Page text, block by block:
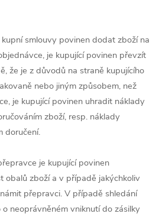
smlouvy povinen dodat zboží na
je kupující povinen převzít
že je z důvodů na straně kupujícího
nebo jiným způsobem, než
je kupující povinen uhradit náklady
zboží, resp. náklady
doručení.
je kupující povinen
obalů zboží a v případě jakýchkoliv
přepravci. V případě shledání
neoprávněném vniknutí do zásilky